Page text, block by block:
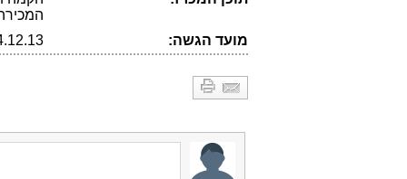
מועד הגשה:
4.12.13